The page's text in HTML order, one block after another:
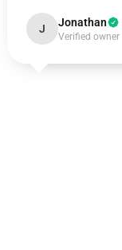
J Jonathan
Verified owner